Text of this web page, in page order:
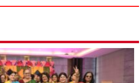
e
a
m
i
y
n
k
r